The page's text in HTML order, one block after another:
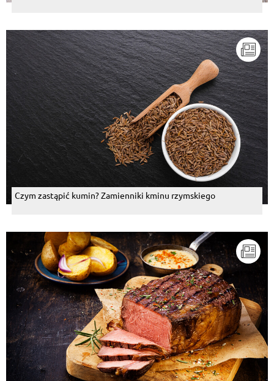
Czym zastąpić kumin? Zamienniki kminu rzymskiego